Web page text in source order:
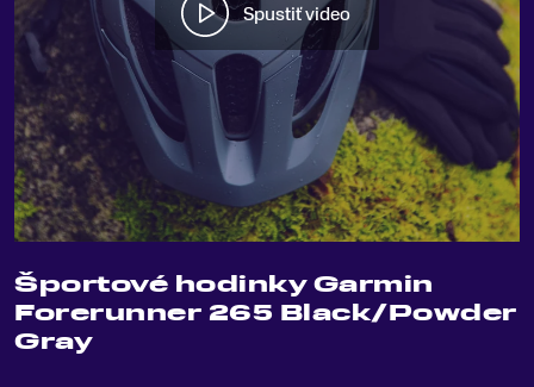
Spustiť video
Športové hodinky Garmin
Forerunner 265 Black/Powder
Gray